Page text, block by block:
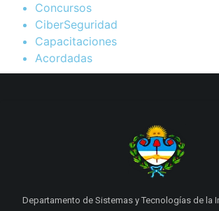
Concursos
CiberSeguridad
Capacitaciones
Acordadas
Departamento de Sistemas y Tecnologías de la